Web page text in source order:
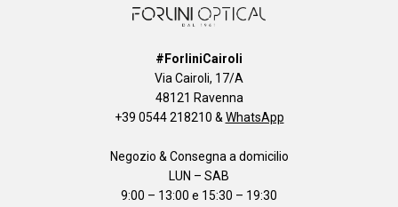
#ForliniCairoli
Via Cairoli, 17/A
48121 Ravenna
+39 0544 218210 & WhatsApp
Negozio & Consegna a domicilio
LUN – SAB
9:00 – 13:00 e 15:30 – 19:30